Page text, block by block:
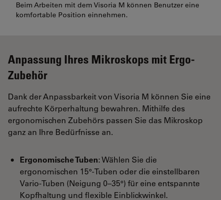
Beim Arbeiten mit dem Visoria M können Benutzer eine
komfortable Position einnehmen.
Anpassung Ihres Mikroskops mit Ergo-
Zubehör
Dank der Anpassbarkeit von Visoria M können Sie eine
aufrechte Körperhaltung bewahren. Mithilfe des
ergonomischen Zubehörs passen Sie das Mikroskop
ganz an Ihre Bedürfnisse an.
Ergonomische Tuben: Wählen Sie die
ergonomischen 15°-Tuben oder die einstellbaren
Vario-Tuben (Neigung 0–35°) für eine entspannte
Kopfhaltung und flexible Einblickwinkel.